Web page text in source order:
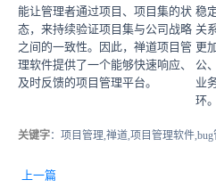
稳
关
更
公
业
环。
能让管理者通过项目、项目集的状
态，来持续验证项目集与公司战略
之间的一致性。因此，禅道项目管
理软件提供了一个能够快速响应、
及时反馈的项目管理平台。
关键字：项目管理,禅道,项目管理软件
上一篇